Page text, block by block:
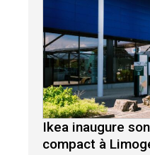
Ikea inaugure
compact à